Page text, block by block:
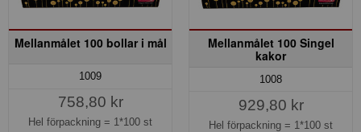
Mellanmålet 100 bollar i mål
1009
758,80 kr
Hel förpackning = 1*100 st
Mellanmålet 100 Singel
kakor
1008
929,80 kr
Hel förpackning = 1*100 st